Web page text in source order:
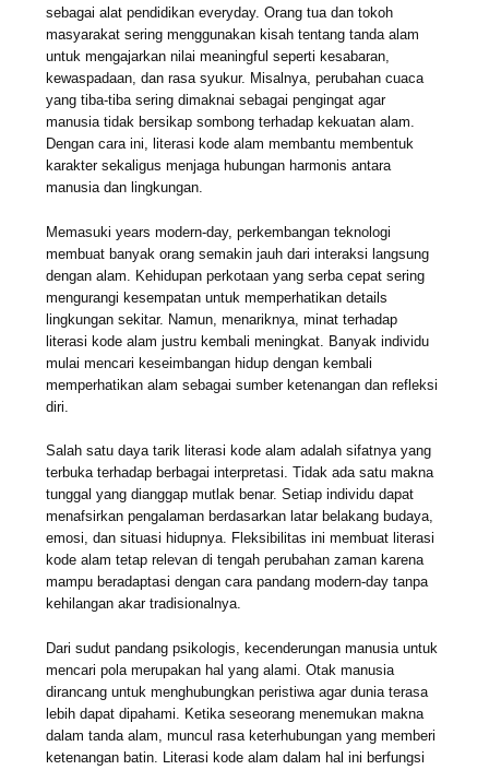
sebagai alat pendidikan everyday. Orang tua dan tokoh
masyarakat sering menggunakan kisah tentang tanda alam
untuk mengajarkan nilai meaningful seperti kesabaran,
kewaspadaan, dan rasa syukur. Misalnya, perubahan cuaca
yang tiba-tiba sering dimaknai sebagai pengingat agar
manusia tidak bersikap sombong terhadap kekuatan alam.
Dengan cara ini, literasi kode alam membantu membentuk
karakter sekaligus menjaga hubungan harmonis antara
manusia dan lingkungan.
Memasuki years modern-day, perkembangan teknologi
membuat banyak orang semakin jauh dari interaksi langsung
dengan alam. Kehidupan perkotaan yang serba cepat sering
mengurangi kesempatan untuk memperhatikan details
lingkungan sekitar. Namun, menariknya, minat terhadap
literasi kode alam justru kembali meningkat. Banyak individu
mulai mencari keseimbangan hidup dengan kembali
memperhatikan alam sebagai sumber ketenangan dan refleksi
diri.
Salah satu daya tarik literasi kode alam adalah sifatnya yang
terbuka terhadap berbagai interpretasi. Tidak ada satu makna
tunggal yang dianggap mutlak benar. Setiap individu dapat
menafsirkan pengalaman berdasarkan latar belakang budaya,
emosi, dan situasi hidupnya. Fleksibilitas ini membuat literasi
kode alam tetap relevan di tengah perubahan zaman karena
mampu beradaptasi dengan cara pandang modern-day tanpa
kehilangan akar tradisionalnya.
Dari sudut pandang psikologis, kecenderungan manusia untuk
mencari pola merupakan hal yang alami. Otak manusia
dirancang untuk menghubungkan peristiwa agar dunia terasa
lebih dapat dipahami. Ketika seseorang menemukan makna
dalam tanda alam, muncul rasa keterhubungan yang memberi
ketenangan batin. Literasi kode alam dalam hal ini berfungsi